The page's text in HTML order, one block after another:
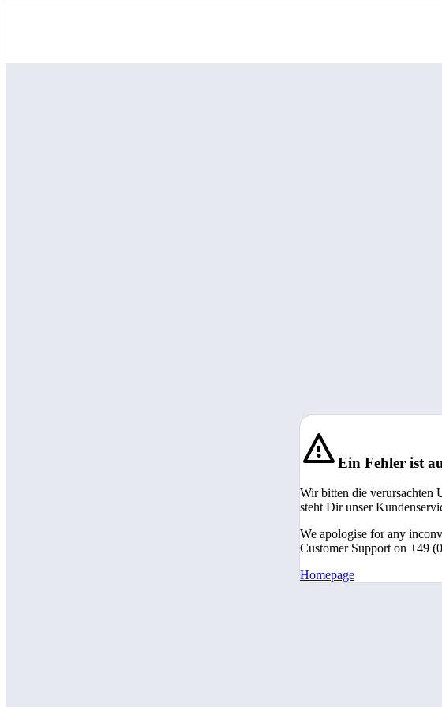
Ein Fehler ist
Wir bitten die verursachten
steht Dir unser
We apologise for any
Customer Support on +49
Homepage